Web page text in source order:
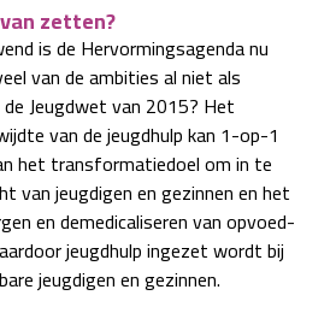
zetten?
is de Hervormingsagenda nu
van de ambities al niet als
Jeugdwet van 2015? Het
van de jeugdhulp kan 1-op-1
het transformatiedoel om in te
van jeugdigen en gezinnen en het
en demedicaliseren van opvoed-
jeugdhulp ingezet wordt bij
jeugdigen en gezinnen.